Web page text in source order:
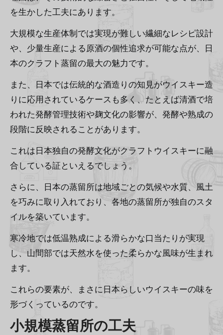
を生かした工夫にあります。
大規模な生産体制では実現が難しい繊細なレシピ設計
や、少量生産による原酒の個性追求が可能な点が、日
本のクラフト蒸留の最大の魅力です。
また、日本では伝統的な酒造りの知見がウイスキー造
りに応用されているケースも多く、たとえば清酒で培
われた発酵管理技術や麹文化の影響が、発酵や熟成の
段階に反映されることがあります。
これは日本独自の発酵文化がクラフトウイスキーに融
合している証といえるでしょう。
さらに、日本の蒸留所は地域ごとの気候や水質、風土
を巧みに取り入れており、各地の蒸留所が独自のスタ
イルを築いています。
寒冷地では低温熟成による滑らかな口当たりが実現
し、山間部では天然水を使った柔らかな風味が生まれ
ます。
これらの要素が、まさに日本らしいウイスキーの味を
形づくっているのです。
小規模蒸留所の工夫